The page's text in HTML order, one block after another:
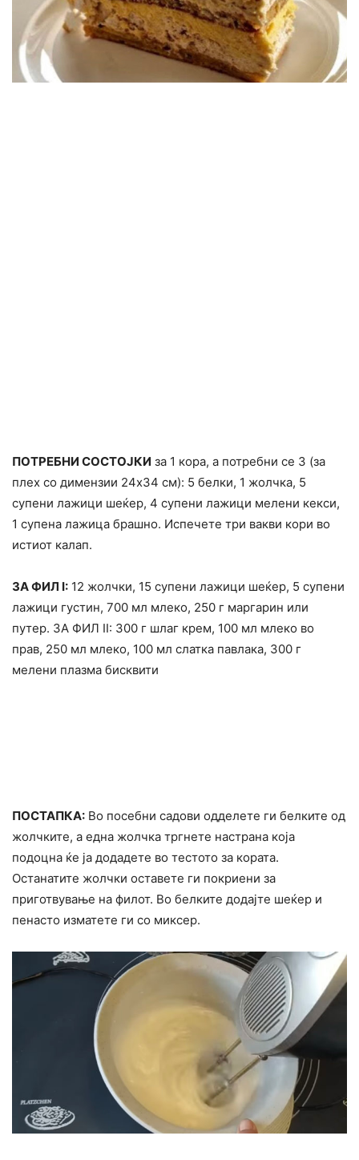
ПОТРЕБНИ СОСТОЈКИ за 1 кора, а потребни се 3 (за
плех со димензии 24х34 см): 5 белки, 1 жолчка, 5
супени лажици шеќер, 4 супени лажици мелени кекси,
1 супена лажица брашно. Испечете три вакви кори во
истиот калап.
ЗА ФИЛ I: 12 жолчки, 15 супени лажици шеќер, 5 супени
лажици густин, 700 мл млеко, 250 г маргарин или
путер. ЗА ФИЛ II: 300 г шлаг крем, 100 мл млеко во
прав, 250 мл млеко, 100 мл слатка павлака, 300 г
мелени плазма бисквити
ПОСТАПКА: Во посебни садови одделете ги белките од
жолчките, а една жолчка тргнете настрана која
подоцна ќе ја додадете во тестото за кората.
Останатите жолчки оставете ги покриени за
приготвување на филот. Во белките додајте шеќер и
пенасто изматете ги со миксер.